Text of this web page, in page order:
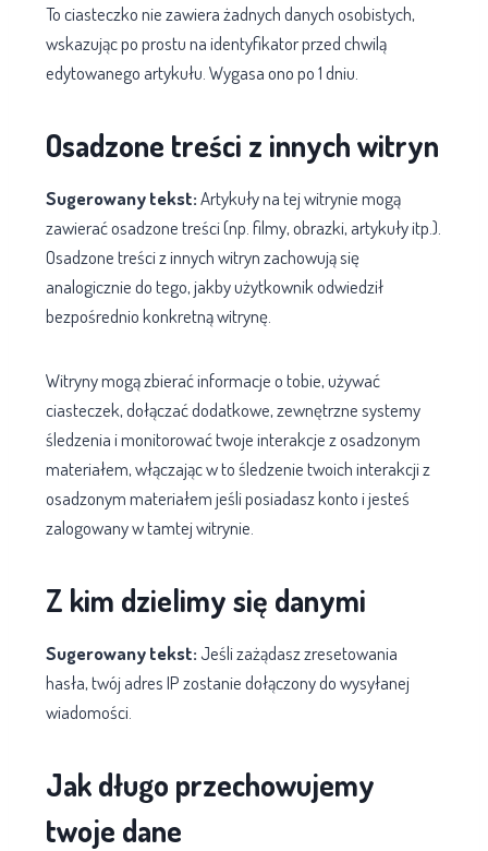
To ciasteczko nie zawiera żadnych danych osobistych,
wskazując po prostu na identyfikator przed chwilą
edytowanego artykułu. Wygasa ono po 1 dniu.
Osadzone treści z innych witryn
Sugerowany tekst:Artykuły na tej witrynie mogą
zawierać osadzone treści (np. filmy, obrazki, artykuły itp.).
Osadzone treści z innych witryn zachowują się
analogicznie do tego, jakby użytkownik odwiedził
bezpośrednio konkretną witrynę.
Witryny mogą zbierać informacje o tobie, używać
ciasteczek, dołączać dodatkowe, zewnętrzne systemy
śledzenia i monitorować twoje interakcje z osadzonym
materiałem, włączając w to śledzenie twoich interakcji z
osadzonym materiałem jeśli posiadasz konto i jesteś
zalogowany w tamtej witrynie.
Z kim dzielimy się danymi
Sugerowany tekst: Jeśli zażądasz zresetowania
hasła, twój adres IP zostanie dołączony do wysyłanej
wiadomości.
Jak długo przechowujemy
twoje dane